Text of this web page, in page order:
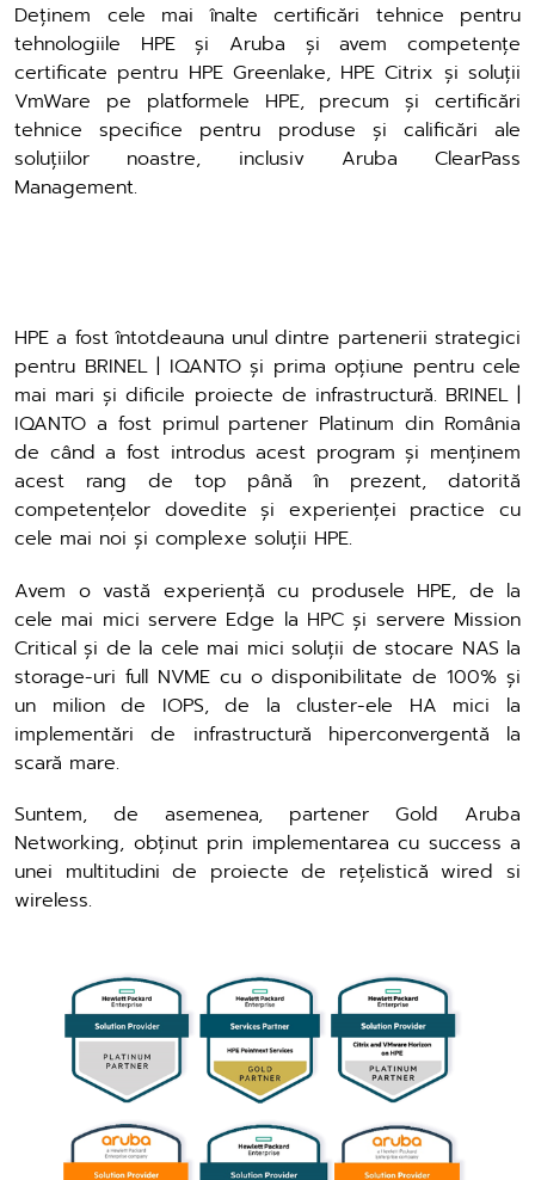
Deținem cele mai înalte certificări tehnice pentru
tehnologiile HPE și Aruba și avem competențe
certificate pentru HPE Greenlake, HPE Citrix și soluții
VmWare pe platformele HPE, precum și certificări
tehnice specifice pentru produse și calificări ale
soluțiilor noastre, inclusiv Aruba ClearPass
Management.
HPE a fost întotdeauna unul dintre partenerii strategici
pentru BRINEL | IQANTO și prima opțiune pentru cele
mai mari și dificile proiecte de infrastructură. BRINEL |
IQANTO a fost primul partener Platinum din România
de când a fost introdus acest program și menținem
acest rang de top până în prezent, datorită
competențelor dovedite și experienței practice cu
cele mai noi și complexe soluții HPE.
Avem o vastă experiență cu produsele HPE, de la
cele mai mici servere Edge la HPC și servere Mission
Critical și de la cele mai mici soluții de stocare NAS la
storage-uri full NVME cu o disponibilitate de 100% și
un milion de IOPS, de la cluster-ele HA mici la
implementări de infrastructură hiperconvergentă la
scară mare.
Suntem, de asemenea, partener Gold Aruba
Networking, obținut prin implementarea cu success a
unei multitudini de proiecte de rețelistică wired si
wireless.